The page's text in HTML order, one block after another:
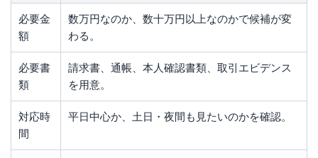
必要金
額
数万円なのか、数十万円以上なのかで候補が変
わる。
必要書
類
請求書、通帳、本人確認書類、取引エビデンス
を用意。
対応時
間
平日中心か、土日・夜間も見たいのかを確認。